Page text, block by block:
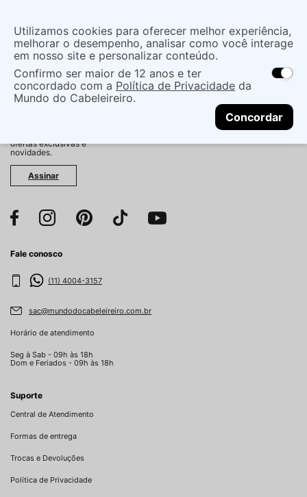
localização
As ofertas e opções de entrega variam de
acordo com a região.Não sei meu CEP
CONTINUAR
O que você procura?
ofertas exclusivas e
novidades.
Assinar
Fale conosco
(11) 4004-3157
sac@mundodocabeleireiro.com.br
Horário de atendimento
Seg à Sab - 09h às 18h
Dom e Feriados - 09h às 18h
Suporte
Central de Atendimento
Formas de entrega
Trocas e Devoluções
Política de Privacidade
Utilizamos cookies para oferecer melhor experiência,
melhorar o desempenho, analisar como você interage
em nosso site e personalizar conteúdo.
Confirmo ser maior de 12 anos e ter
concordado com a Política de Privacidade da
Mundo do Cabeleireiro.
Concordar